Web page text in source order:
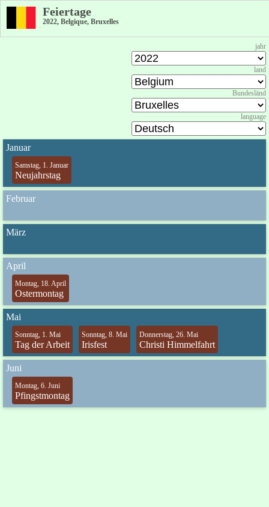
Feiertage
2022, Belgique, Bruxelles
jahr
land
Bundesländ
language
Januar
Samstag, 1. Januar
Neujahrstag
Februar
März
April
Montag, 18. April
Ostermontag
Mai
Sonntag, 1. Mai
Tag der Arbeit
Sonntag, 8. Mai
Irisfest
Donnerstag, 26. Mai
Christi Himmelfahrt
Juni
Montag, 6. Juni
Pfingstmontag